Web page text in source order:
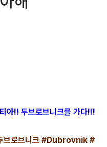
아!! 두브로브니크를 가다!!!
브로브니크 #Dubrovnik #